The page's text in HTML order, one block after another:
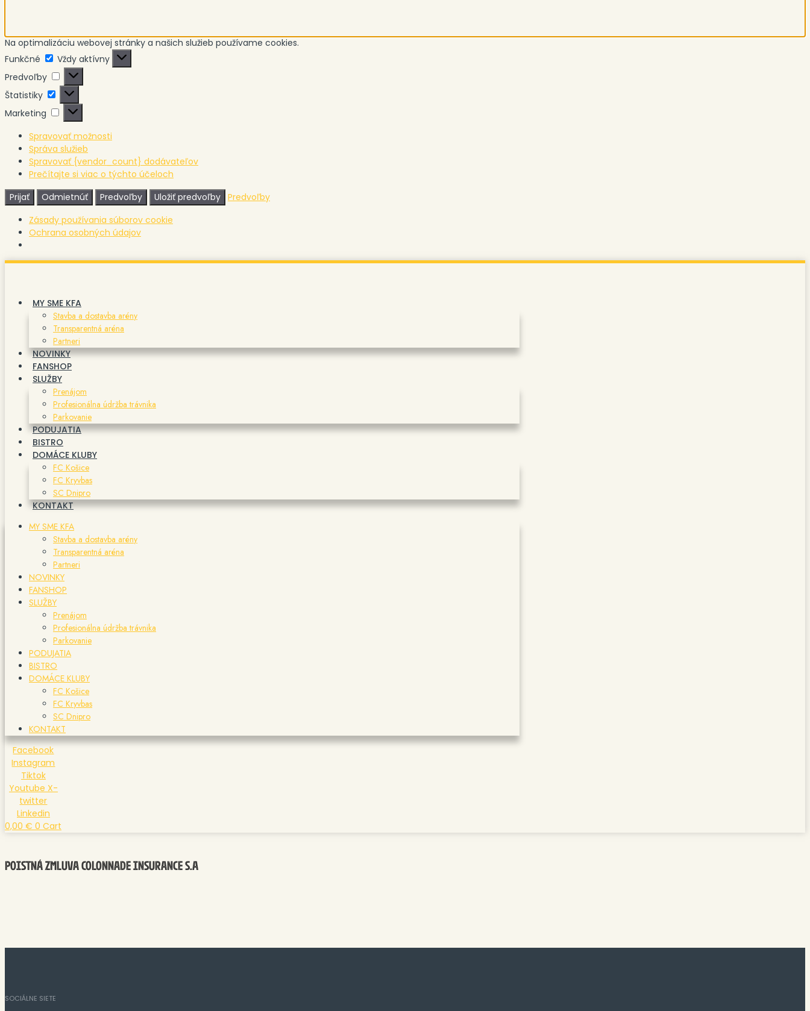
Na optimalizáciu webovej stránky a našich služieb používame cookies.
Funkčné
Funkčné
Vždy aktívny
Predvoľby
Predvoľby
Štatistiky
Štatistiky
Marketing
Marketing
Spravovať možnosti
Správa služieb
Spravovať {vendor_count} dodávateľov
Prečítajte si viac o týchto účeloch
Prijať
Odmietnúť Predvoľby Uložiť predvoľby Predvoľby
Zásady používania súborov cookie
Ochrana osobných údajov
Preskočiť
MY SME KFA
Stavba a dostavba arény
Transparentná aréna
Partneri
NOVINKY
FANSHOP
SLUŽBY
Prenájom
Profesionálna údržba trávnika
Parkovanie
PODUJATIA
BISTRO
DOMÁCE KLUBY
FC Košice
FC Kryvbas
SC Dnipro
KONTAKT
MY SME KFA
Stavba a dostavba arény
Transparentná aréna
Partneri
NOVINKY
FANSHOP
SLUŽBY
Prenájom
Profesionálna údržba trávnika
Parkovanie
PODUJATIA
BISTRO
DOMÁCE KLUBY
FC Košice
FC Kryvbas
SC Dnipro
KONTAKT
Facebook
Instagram
Tiktok
Youtube X-
twitter
Linkedin
0,00 € 0 Cart
POISTNÁ ZMLUVA COLONNADE INSURANCE S.A
SOCIÁLNE SIETE